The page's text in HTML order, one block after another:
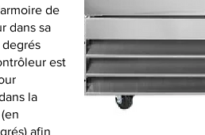
de
dans sa
est
la
afin